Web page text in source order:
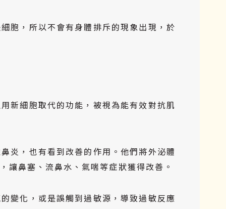
胞，所以不會有身體排斥的現象出現，於
新細胞取代的功能，被視為能有效對抗肌
炎 ，也有看到改善的作用。他們將外泌體
讓鼻塞、流鼻水、氣喘等症狀獲得改善。
變化，或是誤觸到過敏源，導致過敏反應